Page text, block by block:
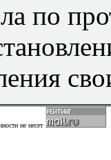
по
не несет